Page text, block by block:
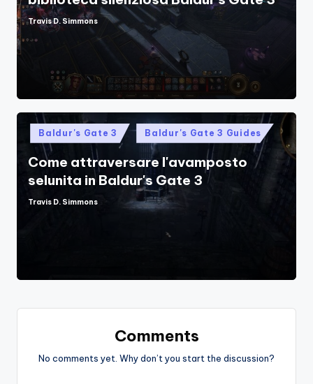
Posted
Travis D. Simmons
Posted
in
Baldur's Gate 3 Baldur's Gate 3 Guides
Come attraversare l'avamposto
selunita in Baldur's Gate 3
Posted
Travis D. Simmons
Comments
No comments yet. Why don’t you start the discussion?